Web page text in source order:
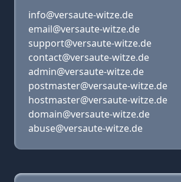
info@versaute-witze.de
email@versaute-witze.de
support@versaute-witze.de
contact@versaute-witze.de
admin@versaute-witze.de
postmaster@versaute-witze.de
hostmaster@versaute-witze.de
domain@versaute-witze.de
abuse@versaute-witze.de